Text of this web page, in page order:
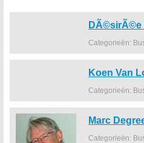
DÃ©sirÃ©e
Categorieën:
Koen Van
Categorieën:
Marc
Categorieën: